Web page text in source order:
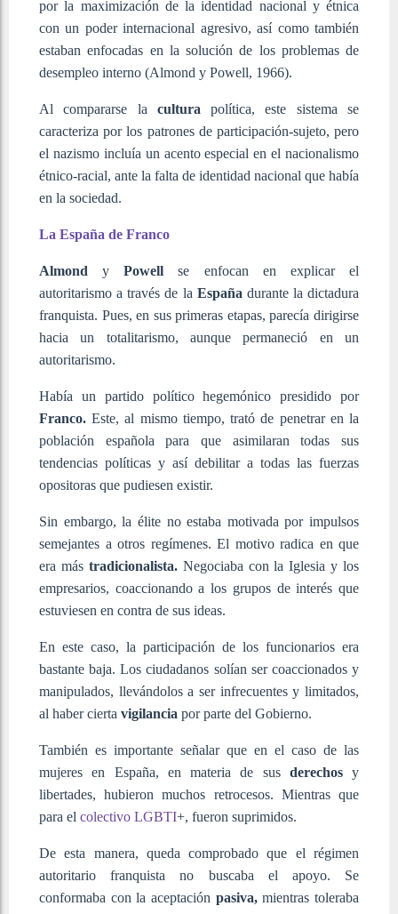
por la maximización de la identidad nacional y étnica
con un poder internacional agresivo, así como también
estaban enfocadas en la solución de los problemas de
desempleo interno (Almond y Powell, 1966).
Al compararse la cultura política, este sistema se
caracteriza por los patrones de participación-sujeto, pero
el nazismo incluía un acento especial en el nacionalismo
étnico-racial, ante la falta de identidad nacional que había
en la sociedad.
La España de Franco
Almond yPowell se enfocan en explicar el
autoritarismo a través de la España durante la dictadura
franquista. Pues, en sus primeras etapas, parecía dirigirse
hacia un totalitarismo, aunque permaneció en un
autoritarismo.
Había un partido político hegemónico presidido por
Franco. Este, al mismo tiempo, trató de penetrar en la
población española para que asimilaran todas sus
tendencias políticas y así debilitar a todas las fuerzas
opositoras que pudiesen existir.
Sin embargo, la élite no estaba motivada por impulsos
semejantes a otros regímenes. El motivo radica en que
era más tradicionalista. Negociaba con la Iglesia y los
empresarios, coaccionando a los grupos de interés que
estuviesen en contra de sus ideas.
En este caso, la participación de los funcionarios era
bastante baja. Los ciudadanos solían ser coaccionados y
manipulados, llevándolos a ser infrecuentes y limitados,
al haber cierta vigilancia por parte del Gobierno.
También es importante señalar que en el caso de las
mujeres en España, en materia de sus derechosy
libertades, hubieron muchos retrocesos. Mientras que
para el colectivo LGBTI+, fueron suprimidos.
De esta manera, queda comprobado que el régimen
autoritario franquista no buscaba el apoyo. Se
conformaba con la aceptación pasiva,mientras toleraba